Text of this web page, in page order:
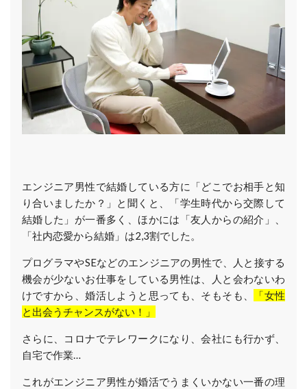
エンジニア男性で結婚している方に「どこでお相手と知
り合いましたか？」と聞くと、「学生時代から交際して
結婚した」が一番多く、ほかには「友人からの紹介」、
「社内恋愛から結婚」は2,3割でした。
プログラマやSEなどのエンジニアの男性で、人と接する
機会が少ないお仕事をしている男性は、人と会わないわ
けですから、婚活しようと思っても、そもそも、
「女性
と出会うチャンスがない！」
さらに、コロナでテレワークになり、会社にも行かず、
自宅で作業…
これがエンジニア男性が婚活でうまくいかない一番の理